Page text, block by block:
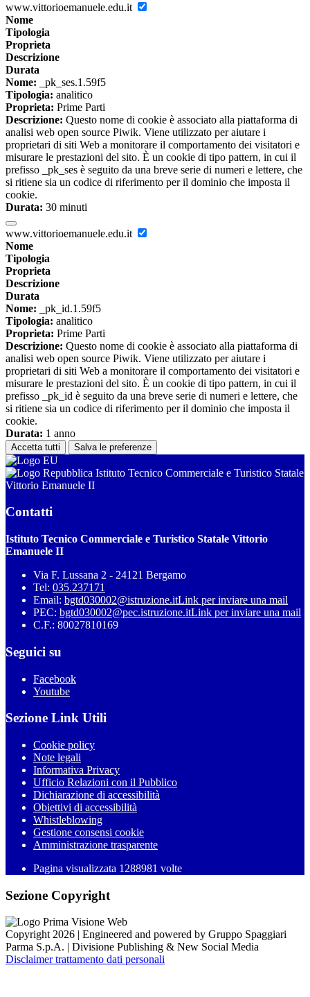
www.vittorioemanuele.edu.it
Nome
Tipologia
Proprieta
Descrizione
Durata
Nome: _pk_ses.1.59f5
Tipologia: analitico
Proprieta: Prime Parti
Descrizione: Questo nome di cookie è associato alla piattaforma di
analisi web open source Piwik. Viene utilizzato per aiutare i
proprietari di siti Web a monitorare il comportamento dei visitatori e
misurare le prestazioni del sito. È un cookie di tipo pattern, in cui il
prefisso _pk_ses è seguito da una breve serie di numeri e lettere, che
si ritiene sia un codice di riferimento per il dominio che imposta il
cookie.
Durata: 30 minuti
www.vittorioemanuele.edu.it
Nome
Tipologia
Proprieta
Descrizione
Durata
Nome: _pk_id.1.59f5
Tipologia: analitico
Proprieta: Prime Parti
Descrizione: Questo nome di cookie è associato alla piattaforma di
analisi web open source Piwik. Viene utilizzato per aiutare i
proprietari di siti Web a monitorare il comportamento dei visitatori e
misurare le prestazioni del sito. È un cookie di tipo pattern, in cui il
prefisso _pk_id è seguito da una breve serie di numeri e lettere, che
si ritiene sia un codice di riferimento per il dominio che imposta il
cookie.
Durata: 1 anno
Accetta tutti Salva le preferenze
Istituto Tecnico Commerciale e Turistico Statale
Vittorio Emanuele II
Contatti
Istituto Tecnico Commerciale e Turistico Statale Vittorio
Emanuele II
Via F. Lussana 2 - 24121 Bergamo
Tel: 035.237171
Email: bgtd030002@istruzione.itLink per inviare una mail
PEC: bgtd030002@pec.istruzione.itLink per inviare una mail
C.F.: 80027810169
Seguici su
Facebook
Youtube
Sezione Link Utili
Cookie policy
Note legali
Informativa Privacy
Ufficio Relazioni con il Pubblico
Dichiarazione di accessibilità
Obiettivi di accessibilità
Whistleblowing
Gestione consensi cookie
Amministrazione trasparente
Pagina visualizzata 1288981 volte
Sezione Copyright
Copyright 2026 | Engineered and powered by Gruppo Spaggiari
Parma S.p.A. | Divisione Publishing & New Social Media
Disclaimer trattamento dati personali